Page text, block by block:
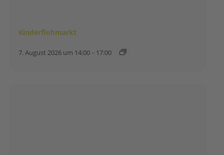
Kinderflohmarkt
7. August 2026 um 14:00 - 17:00